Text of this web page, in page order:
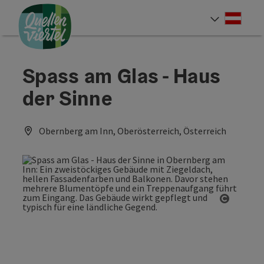
Zum Inhalt
Zur Navigation
Zum Seitenanfang
Spass am Glas - Haus
der Sinne
Obernberg am Inn, Oberösterreich, Österreich